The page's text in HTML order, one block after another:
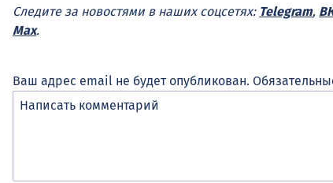
Следите за новостями в наших соцсетях: Telegram,
Max.
Ваш адрес email не будет опубликован.